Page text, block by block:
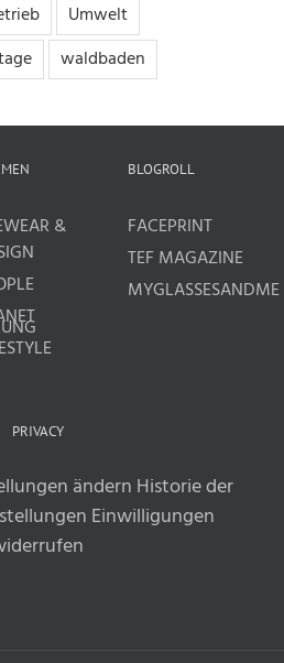
Umwelt
waldbaden
&
BLOGROLL
FACEPRINT
TEF MAGAZINE
MYGLASSESANDME
PRIVACY
ändern Historie der
Einwilligungen